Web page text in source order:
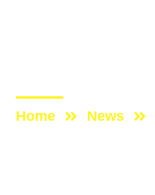
Home News